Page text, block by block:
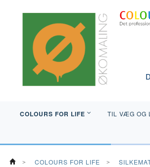
COLOURS FOR LIFE TIL VÆG OG
COLOURS FOR LIFE